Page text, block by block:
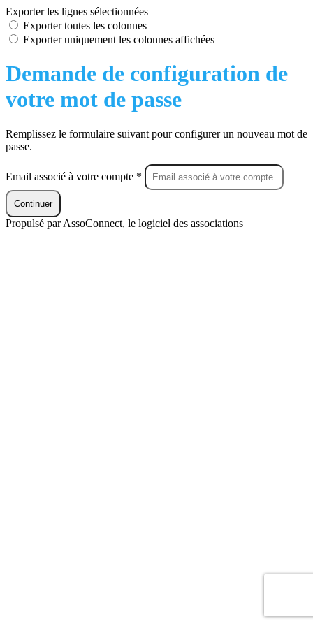
Exporter les lignes sélectionnées
Exporter toutes les colonnes
Exporter uniquement les colonnes affichées
Demande de configuration de
votre mot de passe
Remplissez le formulaire suivant pour configurer un nouveau mot de
passe.
Email associé à votre compte *
Continuer
Propulsé par AssoConnect, le logiciel des associations